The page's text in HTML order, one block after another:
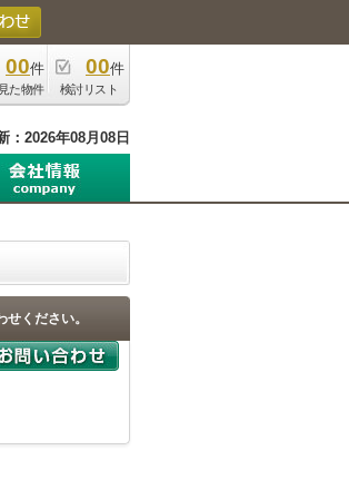
00件
た物件
00件
検討リスト
：2026年08月08日
ください。